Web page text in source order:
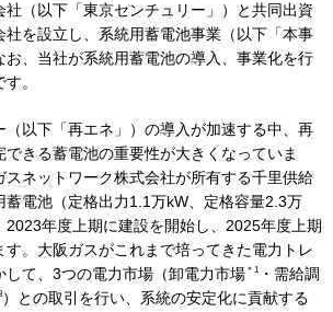
ティ
ス
（以下「東京センチュリー」）と共同出資
社を設立し、系統用蓄電池事業（以下「本事
お、当社が系統用蓄電池の導入、事業化を行
。
以下「再エネ」）の導入が加速する中、再
きる蓄電池の重要性が大きくなっていま
スネットワーク株式会社が所有する千里供給
蓄電池（定格出力1.1万kW、定格容量2.3万
2023年度上期に建設を開始し、2025年度上期
。大阪ガスがこれまで培ってきた電力トレ
して、3つの電力市場（卸電力市場 ＊1 ・需給調
）との取引を行い、系統の安定化に貢献する